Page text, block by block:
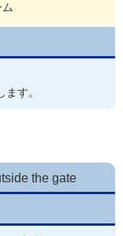
す。
the gate